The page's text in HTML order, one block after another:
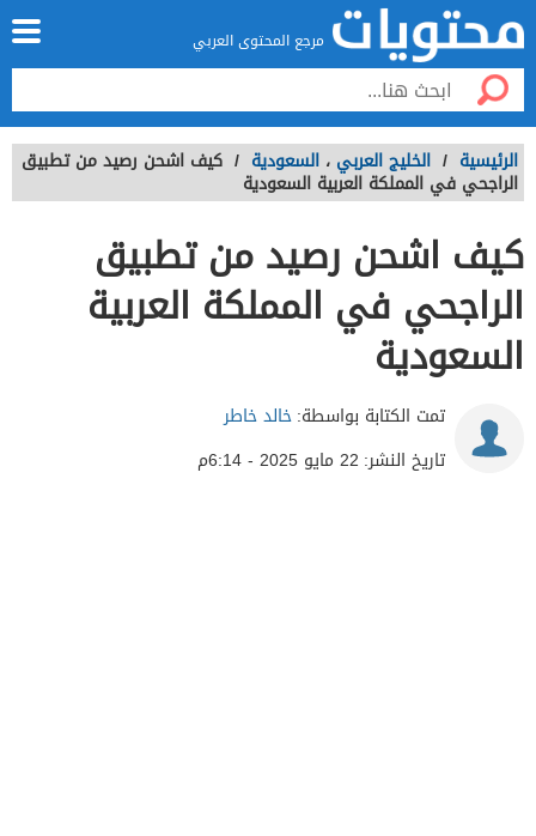
مرجع المحتوى العربي
الرئيسية / الخليج العربي ، السعودية / كيف اشحن رصيد من تطبيق
الراجحي في المملكة العربية السعودية
كيف اشحن رصيد من تطبيق
الراجحي في المملكة العربية
السعودية
تمت الكتابة بواسطة:خالد خاطر
تاريخ النشر: 22 مايو 2025 - 6:14م